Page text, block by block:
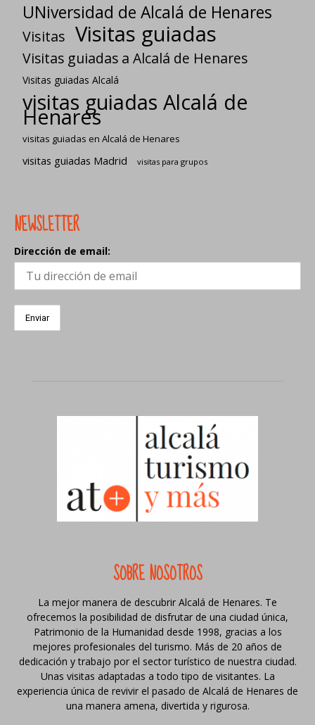
UNiversidad de Alcalá de Henares
Visitas Visitas guiadas
Visitas guiadas a Alcalá de Henares
Visitas guiadas Alcalá
visitas guiadas Alcalá de
Henares
visitas guiadas en Alcalá de Henares
visitas guiadas Madrid visitas para grupos
NEWSLETTER
Dirección de email:
SOBRE NOSOTROS
La mejor manera de descubrir Alcalá de Henares. Te
ofrecemos la posibilidad de disfrutar de una ciudad única,
Patrimonio de la Humanidad desde 1998, gracias a los
mejores profesionales del turismo. Más de 20 años de
dedicación y trabajo por el sector turístico de nuestra ciudad.
Unas visitas adaptadas a todo tipo de visitantes. La
experiencia única de revivir el pasado de Alcalá de Henares de
una manera amena, divertida y rigurosa.